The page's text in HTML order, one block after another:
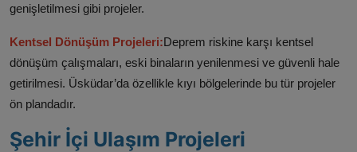
genişletilmesi gibi projeler.
Kentsel Dönüşüm Projeleri:Deprem riskine karşı kentsel
dönüşüm çalışmaları, eski binaların yenilenmesi ve güvenli hale
getirilmesi. Üsküdar’da özellikle kıyı bölgelerinde bu tür projeler
ön plandadır.
Şehir İçi Ulaşım Projeleri